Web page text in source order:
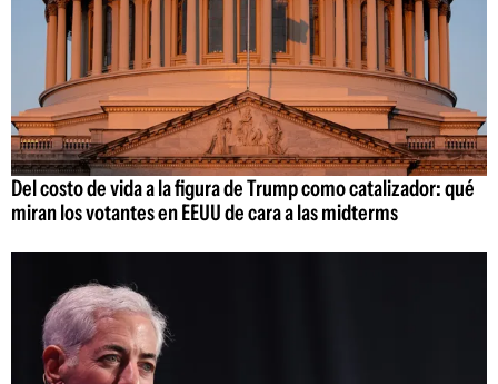
Del costo de vida a la figura de Trump como catalizador: qué
miran los votantes en EEUU de cara a las midterms